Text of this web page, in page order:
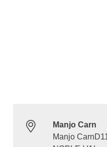
Manjo Carn
Manjo